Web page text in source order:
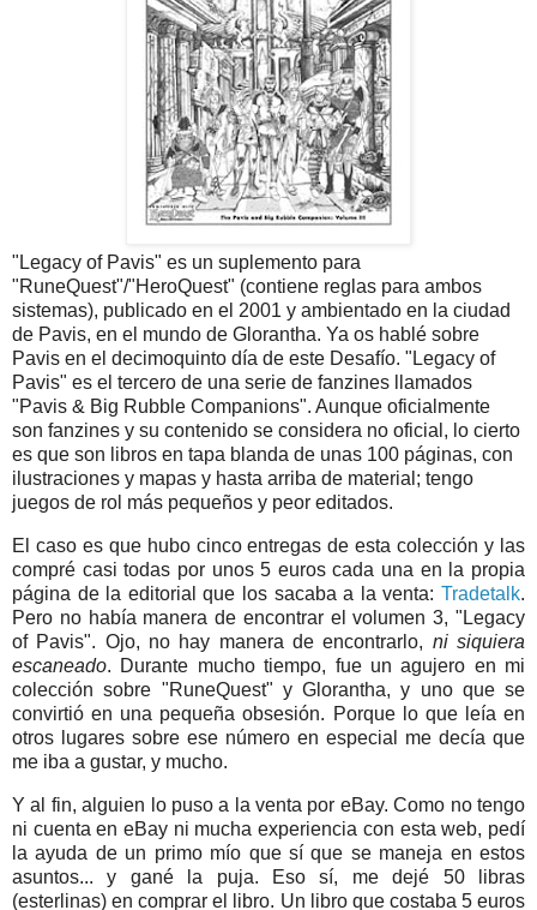
"Legacy of Pavis" es un suplemento para
"RuneQuest"/"HeroQuest" (contiene reglas para ambos
sistemas), publicado en el 2001 y ambientado en la ciudad
de Pavis, en el mundo de Glorantha. Ya os hablé sobre
Pavis en el decimoquinto día de este Desafío. "Legacy of
Pavis" es el tercero de una serie de fanzines llamados
"Pavis & Big Rubble Companions". Aunque oficialmente
son fanzines y su contenido se considera no oficial, lo cierto
es que son libros en tapa blanda de unas 100 páginas, con
ilustraciones y mapas y hasta arriba de material; tengo
juegos de rol más pequeños y peor editados.
El caso es que hubo cinco entregas de esta colección y las
compré casi todas por unos 5 euros cada una en la propia
página de la editorial que los sacaba a la venta: Tradetalk.
Pero no había manera de encontrar el volumen 3, "Legacy
of Pavis". Ojo, no hay manera de encontrarlo, ni siquiera
escaneado. Durante mucho tiempo, fue un agujero en mi
colección sobre "RuneQuest" y Glorantha, y uno que se
convirtió en una pequeña obsesión. Porque lo que leía en
otros lugares sobre ese número en especial me decía que
me iba a gustar, y mucho.
Y al fin, alguien lo puso a la venta por eBay. Como no tengo
ni cuenta en eBay ni mucha experiencia con esta web, pedí
la ayuda de un primo mío que sí que se maneja en estos
asuntos... y gané la puja. Eso sí, me dejé 50 libras
(esterlinas) en comprar el libro. Un libro que costaba 5 euros